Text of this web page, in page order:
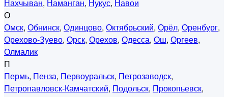
Нахчыван, Наманган, Нукус, Навои
О
Омск, Обнинск, Одинцово, Октябрьский, Орёл, Оренбург,
Орехово-Зуево, Орск, Орехов, Одесса, Ош, Оргеев,
Олмалик
П
Пермь, Пенза, Первоуральск, Петрозаводск,
Петропавловск-Камчатский, Подольск, Прокопьевск,